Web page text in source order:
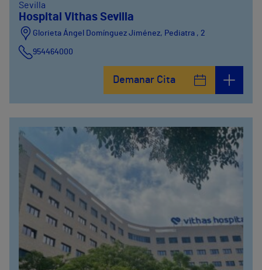
Sevilla
Hospital Vithas Sevilla
Glorieta Ángel Domínguez Jiménez, Pediatra , 2
954464000
Demanar Cita